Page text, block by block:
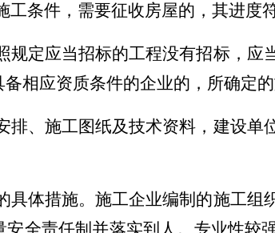
条件，需要征收房屋的，其进度
规定应当招标的工程没有招标，
相应资质条件的企业的，所确定的
排、施工图纸及技术资料，建设单
具体措施。施工企业编制的施工组
全责任制并落实到人。专业性较